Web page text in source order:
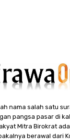
nama salah satu
pangsa pasar di
Mitra Birokrat
berawal dari